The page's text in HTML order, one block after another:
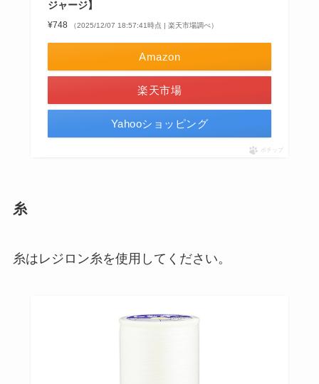
ジャージ】
¥748 （2025/12/07 18:57:41時点 | 楽天市場調べ）
Amazon
楽天市場
Yahooショッピング
ポチップ
糸
糸はレジロン糸を使用してください。